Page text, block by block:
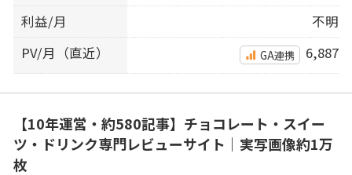
利益/月
不明
PV/月（直近）
GA連携 6,887
【10年運営・約580記事】チョコレート・スイー
ツ・ドリンク専門レビューサイト｜実写画像約1万
枚